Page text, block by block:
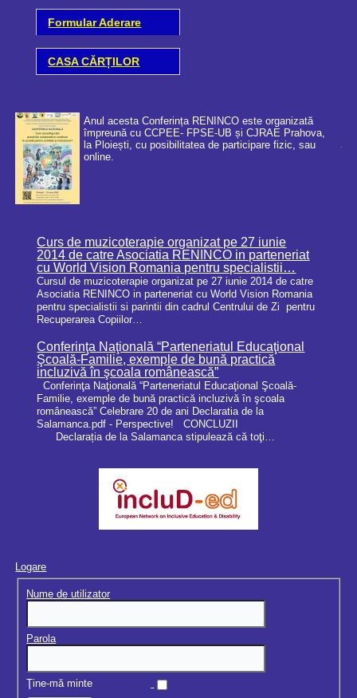
Formular Aderare
CASA CĂRȚILOR
Anul acesta Conferința RENINCO este organizată
împreună cu CCPEE- FPSE-UB și CJRAE Prahova,
la Ploiești, cu posibilitatea de participare fizic, sau
online.
Curs de muzicoterapie organizat pe 27 iunie
2014 de catre Asociatia RENINCO in parteneriat
cu World Vision Romania pentru specialistii…
Cursul de muzicoterapie organizat pe 27 iunie 2014 de catre
Asociatia RENINCO in parteneriat cu World Vision Romania
pentru specialistii si parintii din cadrul Centrului de Zi pentru
Recuperarea Copiilor…
Conferinţa Naţională “Parteneriatul Educaţional
Şcoală-Familie, exemple de bună practică
incluzivă în şcoala românească”
Conferinţa Naţională “Parteneriatul Educaţional Şcoală-
Familie, exemple de bună practică incluzivă în şcoala
românească” Celebrare 20 de ani Declaratia de la
Salamanca.pdf - Perspective! CONCLUZII
Declarația de la Salamanca stipulează că toţi…
Logare
Nume de utilizator
Parola
Ţine-mă minte